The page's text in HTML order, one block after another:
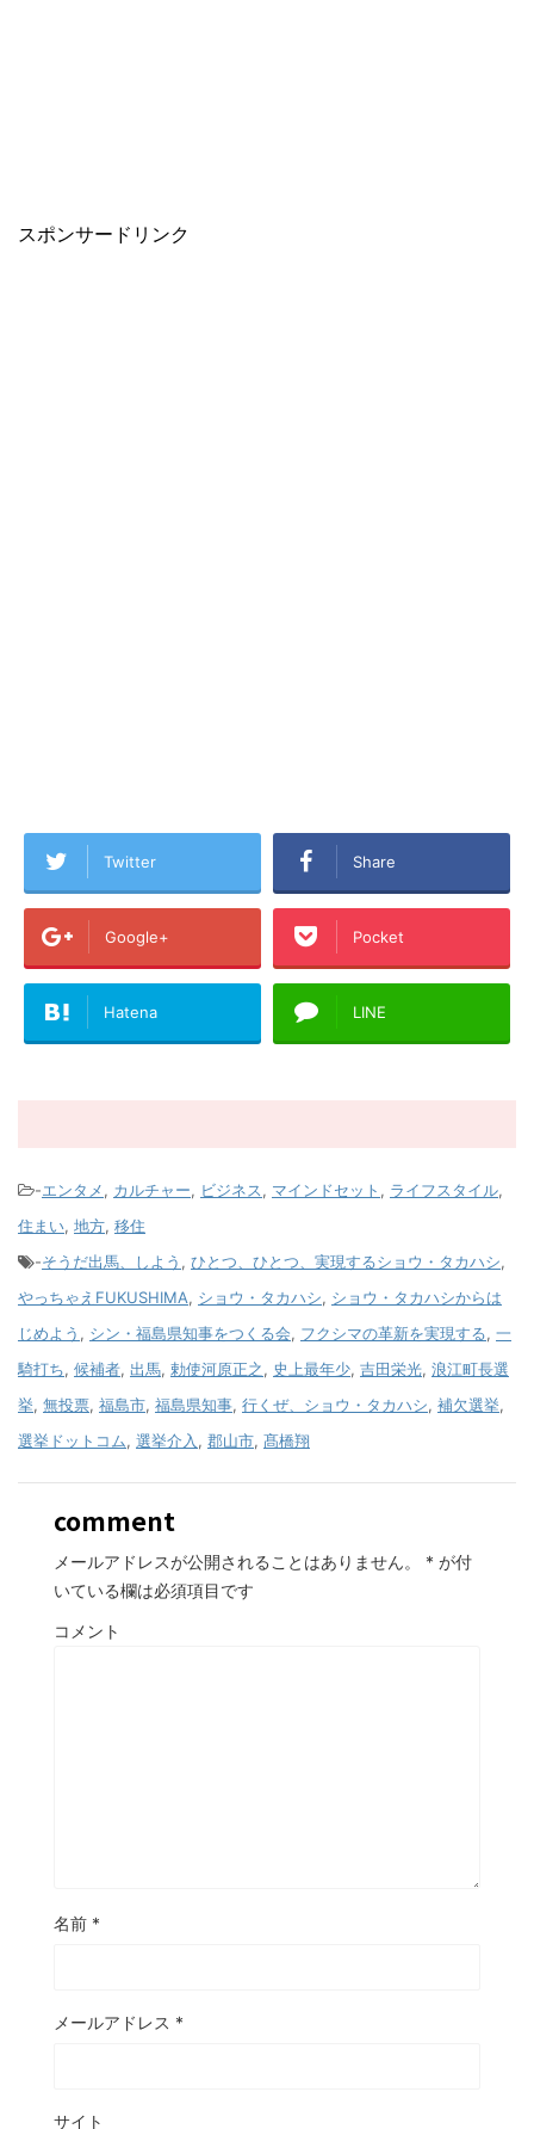
スポンサードリンク
Twitter Share
Google+ Pocket
Hatena LINE
-エンタメ, カルチャー, ビジネス, マインドセット , ライフスタイル,
住まい, 地方, 移住
-そうだ出馬、しよう , ひとつ、ひとつ、実現するショウ・タカハシ,
やっちゃえFUKUSHIMA, ショウ・タカハシ, ショウ・タカハシからは
じめよう , シン・福島県知事をつくる会, フクシマの革新を実現する, 一
騎打ち, 候補者, 出馬, 勅使河原正之, 史上最年少, 吉田栄光, 浪江町長選
挙, 無投票, 福島市, 福島県知事, 行くぜ、ショウ・タカハシ, 補欠選挙,
選挙ドットコム, 選挙介入 , 郡山市, 髙橋翔
comment
メールアドレスが公開されることはありません。 * が付
いている欄は必須項目です
コメント
名前 *
メールアドレス *
サイト